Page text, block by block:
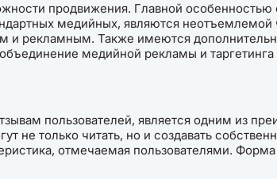
продвижения. Главной особенностью
медийных, являются неотъемлемой
рекламным. Также имеются
медийной рекламы и
пользователей, является одним из
не только читать, но и создавать
отмечаемая пользователями.